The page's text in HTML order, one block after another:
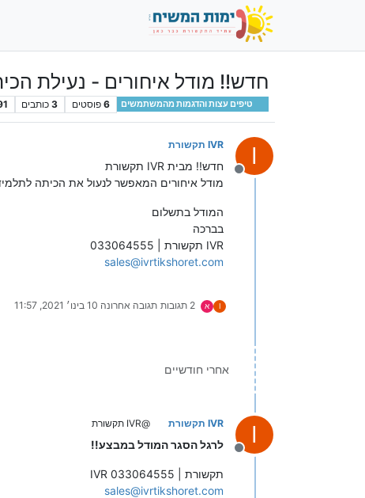
חדש!! מודל איחורים - נעילת
טיפים עצות והדגמות מהמשתמשים 6 פוסטים 3 כותבים
I
מנותק
IVR תקשורת
חדש!! מבית IVR תקשורת
מודל איחורים המאפשר לנעול את הכיתה
המודל בתשלום
בברכה
IVR תקשורת | 033064555
sales@ivrtikshoret.com
I א 2 תגובות תגובה אחרונה 10 בינו׳ 2021, 11:57
אחרי חודשיים
I
מנותק
IVR תקשורת @IVR תקשורת
לרגל הסגר המודל במבצע!!
IVR תקשורת | 033064555
sales@ivrtikshoret.com